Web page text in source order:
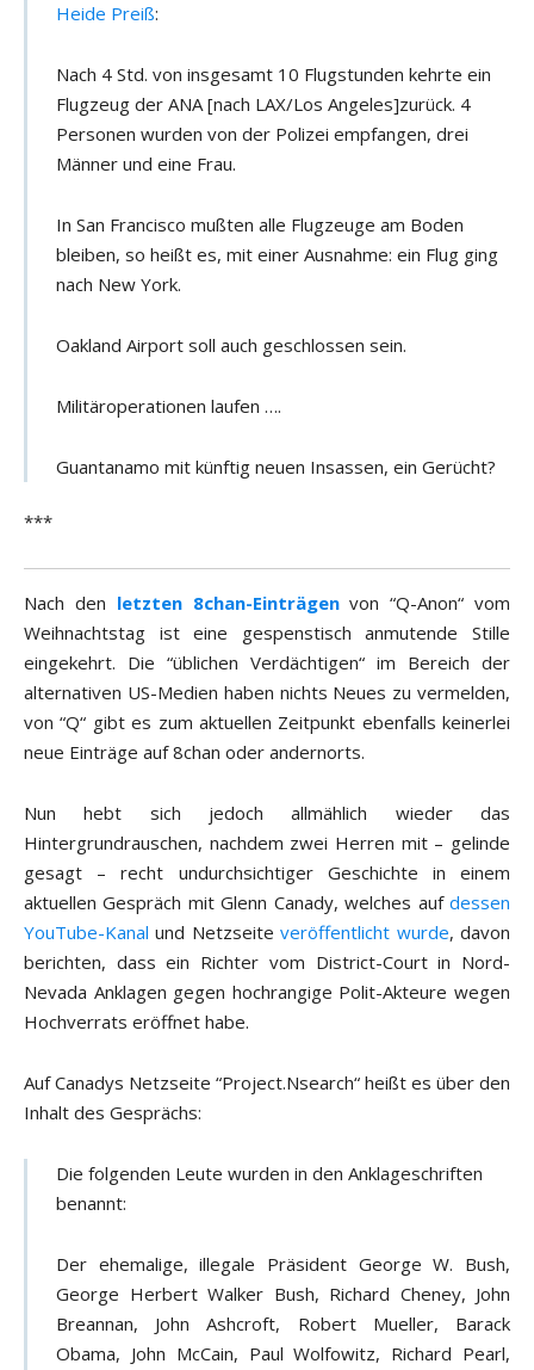
Heide Preiß:
Nach 4 Std. von insgesamt 10 Flugstunden kehrte ein
Flugzeug der ANA [nach LAX/Los Angeles]zurück. 4
Personen wurden von der Polizei empfangen, drei
Männer und eine Frau.
In San Francisco mußten alle Flugzeuge am Boden
bleiben, so heißt es, mit einer Ausnahme: ein Flug ging
nach New York.
Oakland Airport soll auch geschlossen sein.
Militäroperationen laufen ….
Guantanamo mit künftig neuen Insassen, ein Gerücht?
***
Nach den letzten 8chan-Einträgenvon “Q-Anon“ vom
Weihnachtstag ist eine gespenstisch anmutende Stille
eingekehrt. Die “üblichen Verdächtigen“ im Bereich der
alternativen US-Medien haben nichts Neues zu vermelden,
von “Q“ gibt es zum aktuellen Zeitpunkt ebenfalls keinerlei
neue Einträge auf 8chan oder andernorts.
Nun hebt sich jedoch allmählich wieder das
Hintergrundrauschen, nachdem zwei Herren mit – gelinde
gesagt – recht undurchsichtiger Geschichte in einem
aktuellen Gespräch mit Glenn Canady, welches auf dessen
YouTube-Kanal und Netzseiteveröffentlicht wurde, davon
berichten, dass ein Richter vom District-Court in Nord-
Nevada Anklagen gegen hochrangige Polit-Akteure wegen
Hochverrats eröffnet habe.
Auf Canadys Netzseite “Project.Nsearch“ heißt es über den
Inhalt des Gesprächs:
Die folgenden Leute wurden in den Anklageschriften
benannt:
Der ehemalige, illegale Präsident George W. Bush,
George Herbert Walker Bush, Richard Cheney, John
Breannan, John Ashcroft, Robert Mueller, Barack
Obama, John McCain, Paul Wolfowitz, Richard Pearl,